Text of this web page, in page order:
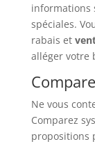
informations
spéciales.
rabais et
alléger votre
Ne vous
Comparez
propositions